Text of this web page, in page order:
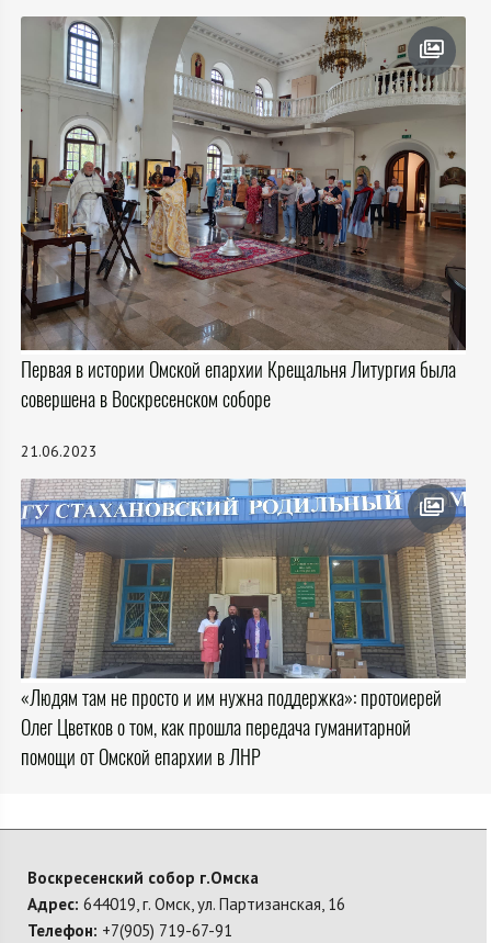
Первая в истории Омской епархии Крещальня Литургия была
совершена в Воскресенском соборе
21.06.2023
«Людям там не просто и им нужна поддержка»: протоиерей
Олег Цветков о том, как прошла передача гуманитарной
помощи от Омской епархии в ЛНР
Воскресенский собор г.Омска
Адрес: 644019, г. Омск, ул. Партизанская, 16
Телефон: +7(905) 719-67-91